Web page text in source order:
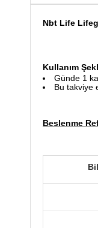
Nbt Life
Kullanım
Günde 1
Bu takviye
Beslenme